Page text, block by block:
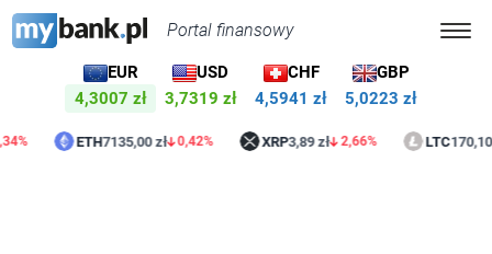
Portal finansowy
EUR
4,3007 zł
USD
3,7319 zł
CHF
4,5941 zł
GBP
5,0223 zł
ETH7135,00 zł 0,42% XRP3,89 zł 2,66% LTC170,10 zł